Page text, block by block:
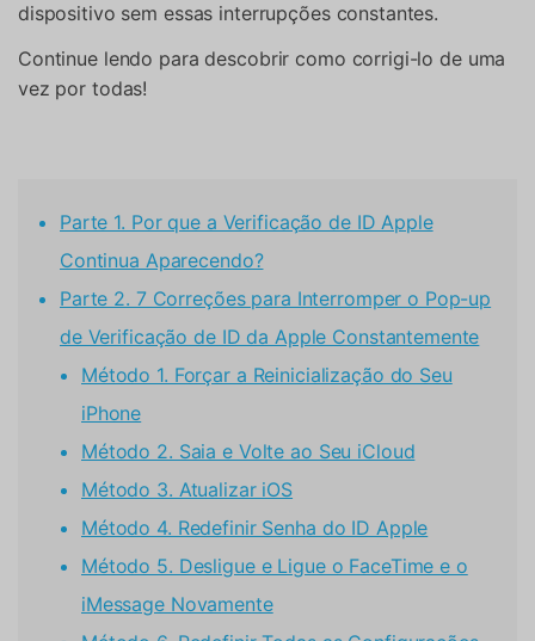
dispositivo sem essas interrupções constantes.
Continue lendo para descobrir como corrigi-lo de uma
vez por todas!
Parte 1. Por que a Verificação de ID Apple
Continua Aparecendo?
Parte 2. 7 Correções para Interromper o Pop-up
de Verificação de ID da Apple Constantemente
Método 1. Forçar a Reinicialização do Seu
iPhone
Método 2. Saia e Volte ao Seu iCloud
Método 3. Atualizar iOS
Método 4. Redefinir Senha do ID Apple
Método 5. Desligue e Ligue o FaceTime e o
iMessage Novamente